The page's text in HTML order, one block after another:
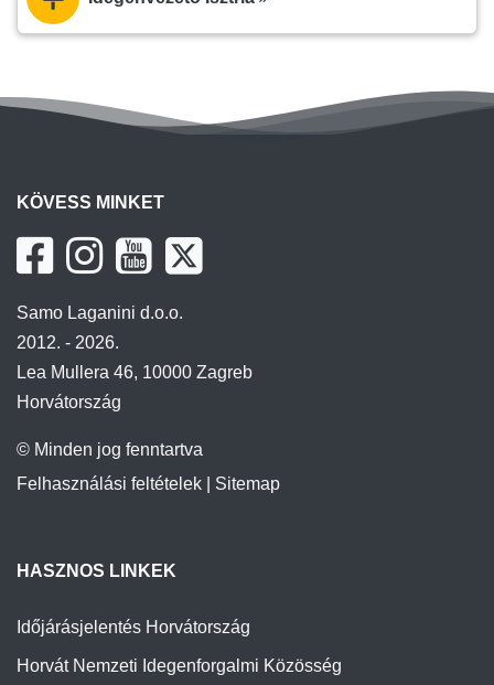
KÖVESS MINKET
Samo Laganini d.o.o.
2012. - 2026.
Lea Mullera 46, 10000 Zagreb
Horvátország
© Minden jog fenntartva
Felhasználási feltételek
Sitemap
HASZNOS LINKEK
Időjárásjelentés Horvátország
Horvát Nemzeti Idegenforgalmi Közösség